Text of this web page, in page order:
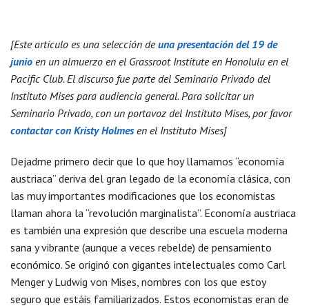
[Este artículo es una selección deuna presentación del 19 de
junio en un almuerzo en el Grassroot Institute en Honolulu en el
Pacific Club. El discurso fue parte del Seminario Privado del
Instituto Mises para audiencia general. Para solicitar un
Seminario Privado, con un portavoz del Instituto Mises, por favor
contactar con Kristy Holmesen el Instituto Mises]
Dejadme primero decir que lo que hoy llamamos “economía
austriaca” deriva del gran legado de la economía clásica, con
las muy importantes modificaciones que los economistas
llaman ahora la “revolución marginalista”. Economía austriaca
es también una expresión que describe una escuela moderna
sana y vibrante (aunque a veces rebelde) de pensamiento
económico. Se originó con gigantes intelectuales como Carl
Menger y Ludwig von Mises, nombres con los que estoy
seguro que estáis familiarizados. Estos economistas eran de